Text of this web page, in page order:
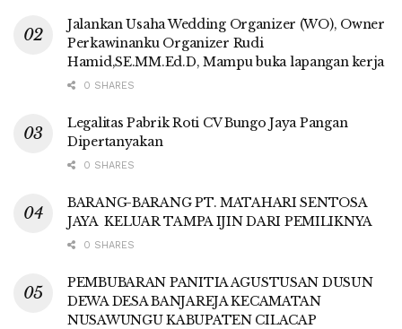
Jalankan Usaha Wedding Organizer (WO), Owner
Perkawinanku Organizer Rudi
Hamid,SE.MM.Ed.D, Mampu buka lapangan kerja
0 SHARES
Legalitas Pabrik Roti CV Bungo Jaya Pangan
Dipertanyakan
0 SHARES
BARANG-BARANG PT. MATAHARI SENTOSA
JAYA KELUAR TAMPA IJIN DARI PEMILIKNYA
0 SHARES
PEMBUBARAN PANITIA AGUSTUSAN DUSUN
DEWA DESA BANJAREJA KECAMATAN
NUSAWUNGU KABUPATEN CILACAP